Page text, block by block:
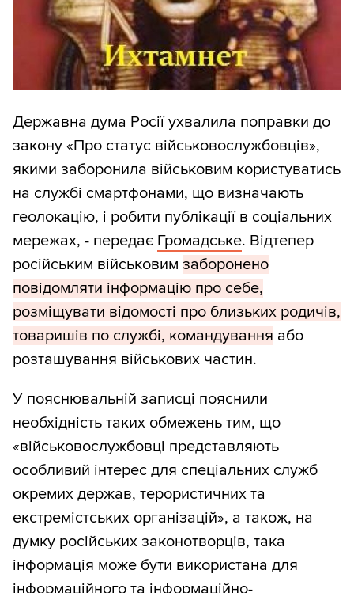
Державна дума Росії ухвалила поправки до
закону «Про статус військовослужбовців»,
якими заборонила військовим користуватись
на службі смартфонами, що визначають
геолокацію, і робити публікації в соціальних
мережах, - передає Громадське. Відтепер
російським військовим заборонено
повідомляти інформацію про себе,
розміщувати відомості про близьких родичів,
товаришів по службі, командування або
розташування військових частин.
У пояснювальній записці пояснили
необхідність таких обмежень тим, що
«військовослужбовці представляють
особливий інтерес для спеціальних служб
окремих держав, терористичних та
екстремістських організацій», а також, на
думку російських законотворців, така
інформація може бути використана для
інформаційного та інформаційно-